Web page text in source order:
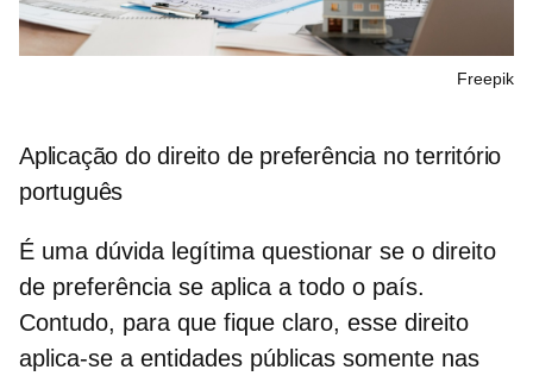
Freepik
Aplicação do direito de preferência no território
português
É uma dúvida legítima questionar se o direito
de preferência se aplica a todo o país.
Contudo, para que fique claro, esse direito
aplica-se a entidades públicas somente nas